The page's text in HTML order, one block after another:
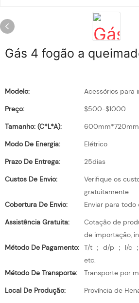
Gás 4 fogão a
Modelo:
Acessórios para
Preço:
$500-$1000
Tamanho: (C*L*A):
Modo De Energia:
Elétrico
Prazo De Entrega:
25dias
Custos De Envio:
Verifique os
gratuitamente
Cobertura De Envio:
Enviar para todo
Assistência Gratuita:
Cotação de
de importação,
Método De Pagamento: T/t ； d/p ； l/c
etc.
Método De Transporte:
Transporte por
Local De Produção:
Província de